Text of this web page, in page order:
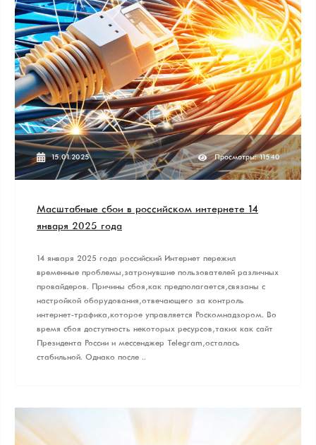
15.01.2025 Просмотры: 11540
Масштабные сбои в российском интернете 14
января 2025 года
14 января 2025 года российский Интернет пережил
временные проблемы, затронувшие пользователей различных
провайдеров. Причины сбоя, как предполагается, связаны с
настройкой оборудования, отвечающего за контроль
интернет-трафика, которое управляется Роскомнадзором. Во
время сбоя доступность некоторых ресурсов, таких как сайт
Президента России и мессенджер Telegram, осталась
стабильной. Однако после ..